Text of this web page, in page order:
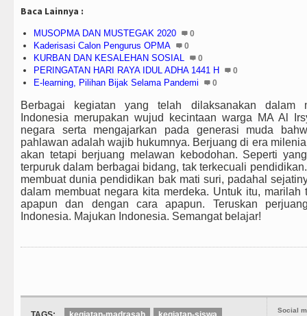
Baca Lainnya :
MUSOPMA DAN MUSTEGAK 2020 0
Kaderisasi Calon Pengurus OPMA 0
KURBAN DAN KESALEHAN SOSIAL 0
PERINGATAN HARI RAYA IDUL ADHA 1441 H 0
E-learning, Pilihan Bijak Selama Pandemi 0
Berbagai kegiatan yang telah dilaksanakan dalam
Indonesia merupakan wujud kecintaan warga MA Al
negara serta mengajarkan pada generasi muda
pahlawan adalah wajib hukumnya. Berjuang di era
akan tetapi berjuang melawan kebodohan. Seperti
terpuruk dalam berbagai bidang, tak terkecuali
membuat dunia pendidikan bak mati suri, padahal
dalam membuat negara kita merdeka. Untuk itu,
apapun dan dengan cara apapun. Teruskan
Indonesia. Majukan Indonesia. Semangat belajar!
Social